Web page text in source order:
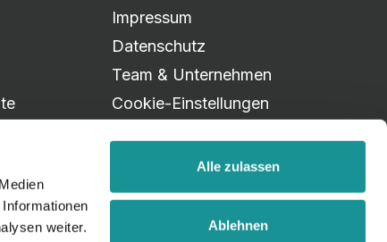
weiter.
Alle zulassen
Ablehnen
Impressum
Datenschutz
Team & Unternehmen
Cookie-Einstellungen